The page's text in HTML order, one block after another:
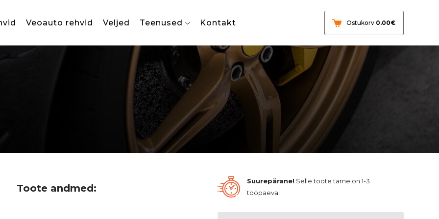
Veoauto rehvid Veljed Teenused Kontakt Ostukorv 0.00€
Toote andmed:
Suurepärane! Selle toote tarne on 1-3
tööpäeva!